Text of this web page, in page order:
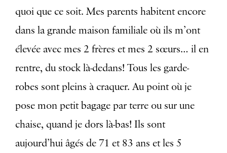
quoi que ce soit. Mes parents habitent encore
dans la grande maison familiale où ils m’ont
élevée avec mes 2 frères et mes 2 sœurs… il en
rentre, du stock là-dedans! Tous les garde-
robes sont pleins à craquer. Au point où je
pose mon petit bagage par terre ou sur une
chaise, quand je dors là-bas! Ils sont
aujourd’hui âgés de 71 et 83 ans et les 5